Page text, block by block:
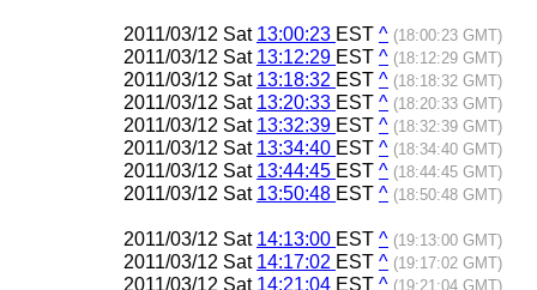
2011/03/12 Sat 13:00:23 EST ^ (18:00:23 GMT)
2011/03/12 Sat 13:12:29 EST ^ (18:12:29 GMT)
2011/03/12 Sat 13:18:32 EST ^ (18:18:32 GMT)
2011/03/12 Sat 13:20:33 EST ^ (18:20:33 GMT)
2011/03/12 Sat 13:32:39 EST ^ (18:32:39 GMT)
2011/03/12 Sat 13:34:40 EST ^ (18:34:40 GMT)
2011/03/12 Sat 13:44:45 EST ^ (18:44:45 GMT)
2011/03/12 Sat 13:50:48 EST ^ (18:50:48 GMT)
2011/03/12 Sat 14:13:00 EST ^ (19:13:00 GMT)
2011/03/12 Sat 14:17:02 EST ^ (19:17:02 GMT)
2011/03/12 Sat 14:21:04 EST ^ (19:21:04 GMT)